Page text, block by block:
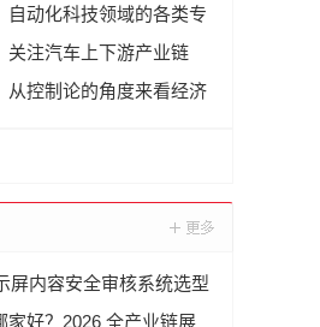
自动化科技领域的各类专
资讯
关注汽车上下游产业链
从控制论的角度来看经济
屏内容安全审核系统选型
坑选对厂商？
家好？2026 全产业链展